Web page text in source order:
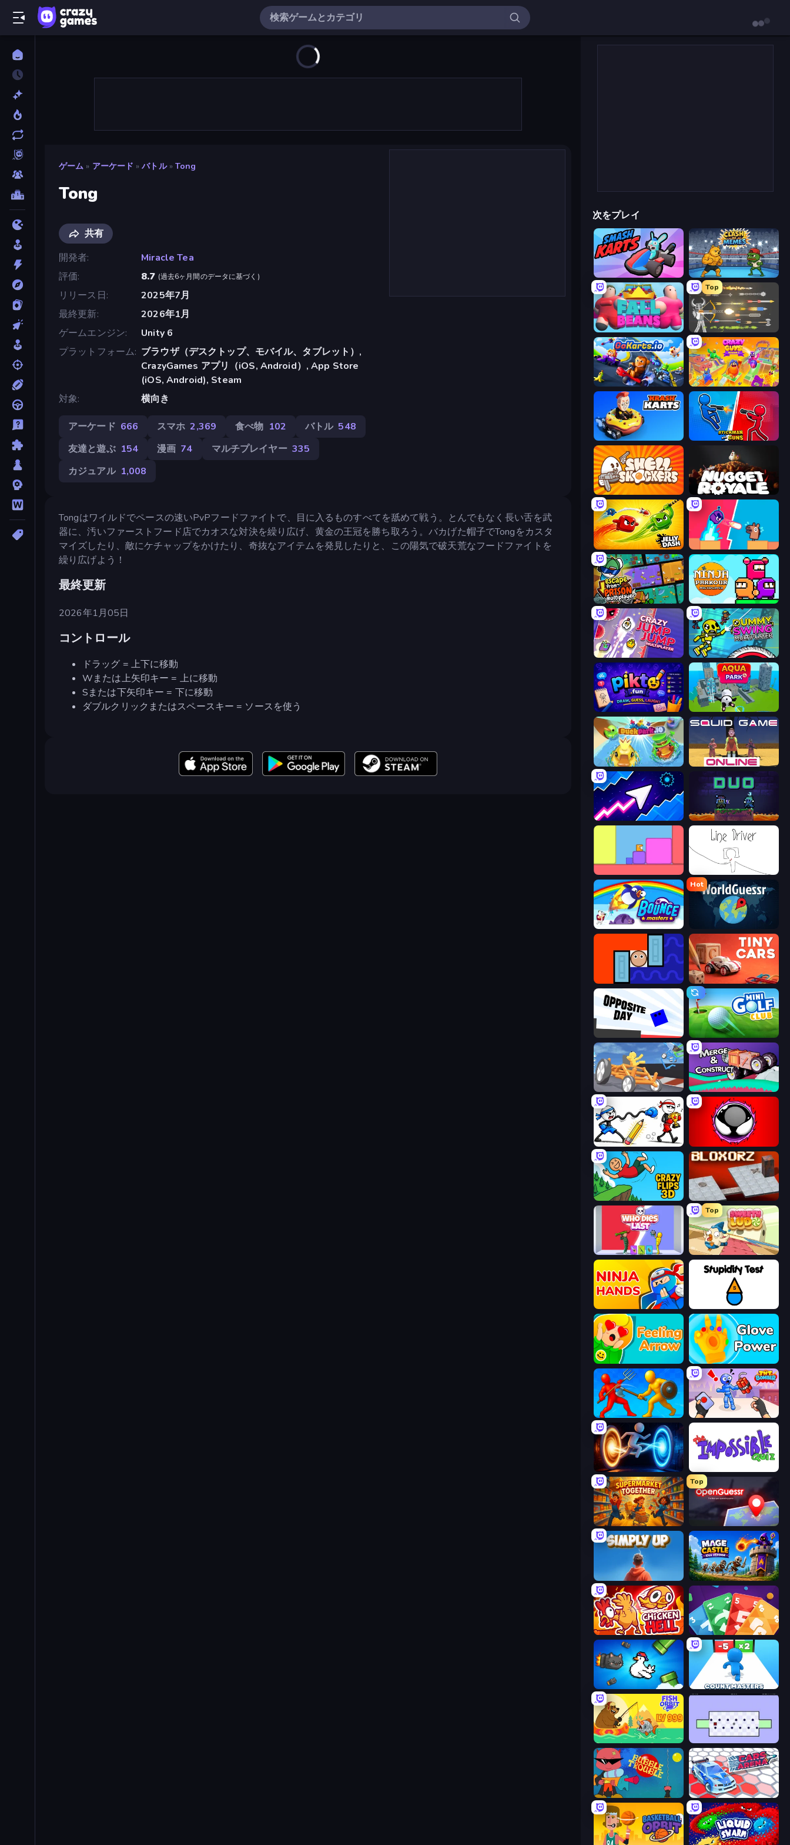
ゲーム » アーケード » バトル » Tong
Tong
共有
開発者
Miracle Tea
評価
8.7 (過去6ヶ月間のデータに基づく )
リリース日
2025年7月
最終更新
2026年1月
ゲームエンジン
Unity 6
プラットフォーム ブラウザ（デスクトップ、モバイル、タブレット）,
CrazyGames アプリ（iOS, Android）, App Store
(iOS, Android), Steam
対象
横向き
アーケード 666 スマホ 2,369 食べ物 102 バトル 548
友達と遊ぶ 154 漫画 74 マルチプレイヤー 335
カジュアル 1,008
Tongはワイルドでペースの速いPvPフードファイトで、目に入るものすべてを舐めて戦う。とんでもなく長い舌を武
器に、汚いファーストフード店でカオスな対決を繰り広げ、黄金の王冠を勝ち取ろう。バカげた帽子でTongをカスタ
マイズしたり、敵にケチャップをかけたり、奇抜なアイテムを発見したりと、この陽気で破天荒なフードファイトを
繰り広げよう！
最終更新
2026年1月05日
コントロール
ドラッグ = 上下に移動
Wまたは上矢印キー = 上に移動
Sまたは下矢印キー = 下に移動
ダブルクリックまたはスペースキー = ソースを使う
次をプレイ
Smash Karts Clash of Memes
Fall Beans
Top
Ragdoll Archers
GoKarts.io Crazy Guys
Krash Karts Stickman and Guns
Shell Shockers Nugget Royale
Jelly Dash Boom Slingers ReBoom
Escape From Prison Multiplayer Ninja Parkour Multiplayer
Crazy Jump Jump Multiplayer Crazy Dummy Swing Multiplayer
Pikto.fun Aquapark.io
DuckPark.io Squid Game Online
Space Waves Duo
Bouncemasters
Hot
WorldGuessr Free GeoGuessr
Lava and Aqua Tiny Cars
Opposite Day Mini Golf Club
Draw Crash Race Merge & Construct
Doodle Smash Splatmans
Crazy Flips 3D Bloxorz
Who Dies Last?
Top
Sweety Ludo
Ninja Hands Stupidity Test
Feeling Arrow Glove Power
Epic Sword Battle! Fight in Arena TNT Bomber
Portal Escape
Supermarket Together
Top
OpenGuessr - Geo Guessing
SimplyUp.io Mage Castle Idle Defense
Chicken Hell Foono Online Multiplayer
Honk
Fish Orbit
Bubble Trouble Cars Arena